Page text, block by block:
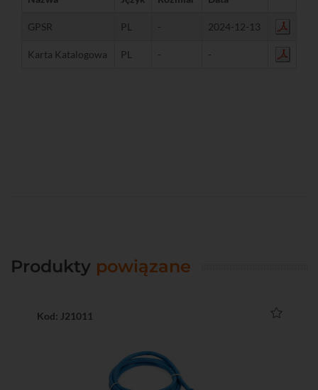
GPSR PL - 2024-12-13
Karta Katalogowa PL - -
Produkty powiązane
Kod: J21011